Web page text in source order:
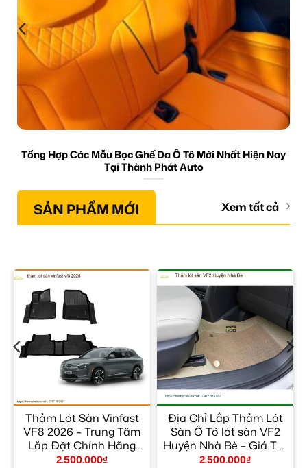
Tổng Hợp Các Mẫu Bọc Ghế Da Ô Tô Mới Nhất Hiện Nay
Tại Thành Phát Auto
SẢN PHẨM MỚI Xem tất cả
Thảm Lót Sàn Vinfast
VF8 2026 – Trung Tâm
Lắp Đặt Chính Hãng
TPHCM
2.500.000₫
Địa Chỉ Lắp Thảm Lót
Sàn Ô Tô lót sàn VF2
Huyện Nhà Bè – Giá Tốt
TPHCM
2.500.000₫